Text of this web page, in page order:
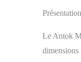
Le Antok
dimensions